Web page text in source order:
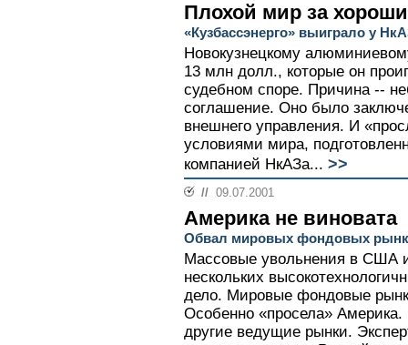
Плохой мир за
«Кузбассэнерго» выиграло у
Новокузнецкому
13 млн долл., которые он
судебном споре. Причина --
соглашение. Оно было
внешнего управления. И
условиями мира,
компанией НкАЗа... >>
// 09.07.2001
Америка не виновата
Обвал мировых фондовых
Массовые увольнения в США
нескольких
дело. Мировые фондовые
Особенно «просела»
другие ведущие рынки.